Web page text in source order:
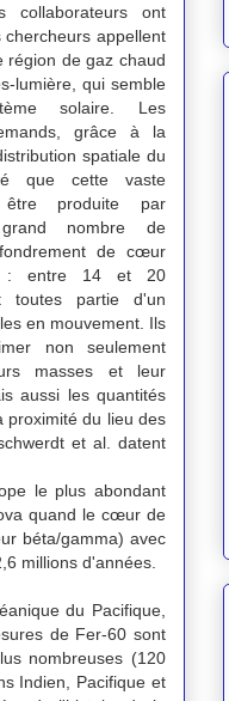
ont
appellent
région de gaz chaud
lumière, qui semble
solaire. Les
grâce à la
spatiale du
que cette vaste
produite par
nombre de
de cœur
: entre 14 et 20
toutes partie d'un
en mouvement. Ils
non seulement
masses et leur
aussi les quantités
proximité du lieu des
et al. datent
le plus abondant
quand le cœur de
béta/gamma) avec
millions d'années.
du Pacifique,
de Fer-60 sont
nombreuses (120
Indien, Pacifique et